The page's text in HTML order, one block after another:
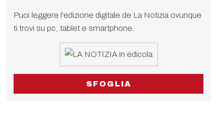
Puoi leggere l'edizione digitale de La Notizia ovunque
ti trovi su pc, tablet e smartphone.
SFOGLIA